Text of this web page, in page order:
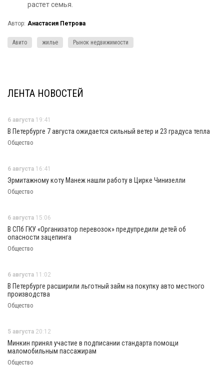
растет семья.
Автор: Анастасия Петрова
Авито жилье Рынок недвижимости
ЛЕНТА НОВОСТЕЙ
6 августа 19:41
В Петербурге 7 августа ожидается сильный ветер и 23 градуса тепла
Общество
6 августа 16:41
Эрмитажному коту Манеж нашли работу в Цирке Чинизелли
Общество
6 августа 15:06
В СПб ГКУ «Организатор перевозок» предупредили детей об
опасности зацепинга
Общество
6 августа 11:02
В Петербурге расширили льготный займ на покупку авто местного
производства
Общество
5 августа 20:12
Минкин принял участие в подписании стандарта помощи
маломобильным пассажирам
Общество